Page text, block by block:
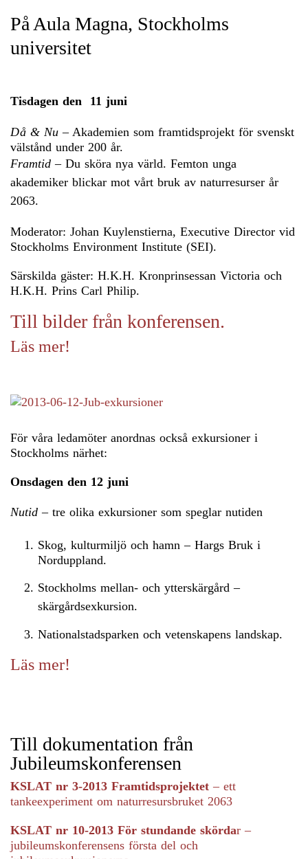
På Aula Magna, Stockholms
universitet
Tisdagen den 11 juni
Då & Nu– Akademien som framtidsprojekt för svenskt
välstånd under 200 år.
Framtid – Du sköra nya värld. Femton unga
akademiker blickar mot vårt bruk av naturresurser år
2063.
Moderator: Johan Kuylenstierna, Executive Director vid
Stockholms Environment Institute (SEI).
Särskilda gäster: H.K.H. Kronprinsessan Victoria och
H.K.H. Prins Carl Philip.
Till bilder från konferensen.
Läs mer!
För våra ledamöter anordnas också exkursioner i
Stockholms närhet:
Onsdagen den 12 juni
Nutid – tre olika exkursioner som speglar nutiden
Skog, kulturmiljö och hamn – Hargs Bruk i
Norduppland.
Stockholms mellan- och ytterskärgård –
skärgårdsexkursion.
Nationalstadsparken och vetenskapens landskap.
Läs mer!
Till dokumentation från
Jubileumskonferensen
KSLAT nr 3-2013 Framtidsprojektet – ett
tankeexperiment om naturresursbruket 2063
KSLAT nr 10-2013 För stundande skördar –
jubileumskonferensens första del och